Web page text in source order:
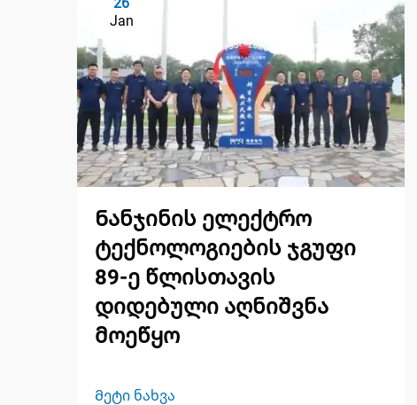
Jan
Ნანჯინის ელექტრო
ტექნოლოგიების ჯგუფი
89-ე წლისთავის
დიდებული აღნიშვნა
მოეწყო
Მეტი ნახვა